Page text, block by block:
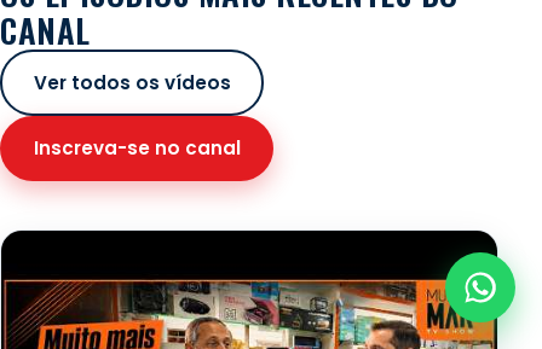
CANAL
Ver todos os vídeos
Inscreva-se no canal